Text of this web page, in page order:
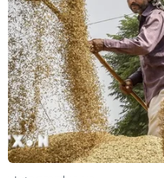
Uy còn nhiều cơ
24/05/2019 02:01
Quan hệ Việt Nam và
những bước phát triển